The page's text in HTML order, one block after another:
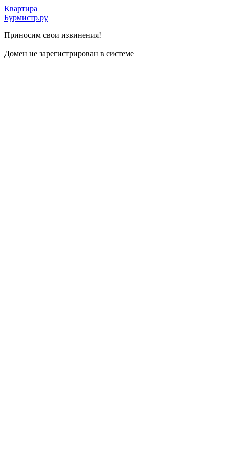
Квартира
Бурмистр.ру
Приносим свои извинения!
Домен не зарегистрирован в системе